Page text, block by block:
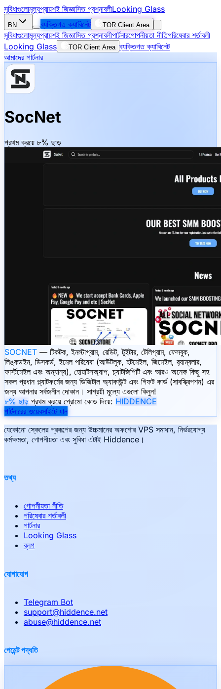
সুবিধাগুলোমূল্যপ্রায়শই জিজ্ঞাসিত প্রশ্নাবলীLooking Glass
BN ব্যক্তিগত ক্যাবিনেট TOR Client Area
সুবিধাগুলোমূল্যপ্রায়শই জিজ্ঞাসিত প্রশ্নাবলীপার্টনারগোপনীয়তা নীতিপরিষেবার শর্তাবলী
Looking Glass
TOR Client Area ব্যক্তিগত ক্যাবিনেট
আমাদের পার্টনার
SocNet
প্রথম ক্রয়ে ৮% ছাড়
SOCNET — টিকটক, ইনস্টাগ্রাম, রেডিট, টুইটার, টেলিগ্রাম, ফেসবুক,
লিঙ্কডইন, ডিসকর্ড, ইমেল পরিষেবা (আউটলুক, হটমেইল, জিমেইল, র‍্যাম্বলার,
ফার্স্টমেইল এবং অন্যান্য), হোয়াটসঅ্যাপ, চ্যাটজিপিটি এবং আরও অনেক কিছু সহ
সকল প্রধান প্ল্যাটফর্মের জন্য ডিজিটাল অ্যাকাউন্ট এবং গিফট কার্ড (সাবস্ক্রিপশন) এর
জন্য আপনার সর্বজনীন দোকান। সাশ্রয়ী মূল্যে এগুলো কিনুন!
৮% ছাড় প্রথম ক্রয়ে প্রোমো কোড দিয়ে: HIDDENCE
পার্টনারের ওয়েবসাইটে যান
যেকোনো স্কেলের প্রকল্পের জন্য উচ্চমানের অফশোর VPS সমাধান, নির্ভরযোগ্য
কর্মক্ষমতা, গোপনীয়তা এবং সুবিধা এটাই Hiddence।
তথ্য
গোপনীয়তা নীতি
পরিষেবার শর্তাবলী
পার্টনার
Looking Glass
ব্লগ
যোগাযোগ
Telegram Bot
support@hiddence.net
abuse@hiddence.net
পেমেন্ট পদ্ধতি